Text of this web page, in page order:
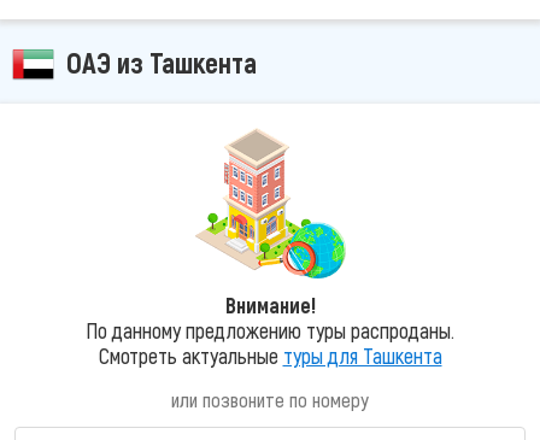
ОАЭ из Ташкента
Внимание!
По данному предложению туры распроданы.
Смотреть актуальные туры для Ташкента
или позвоните по номеру